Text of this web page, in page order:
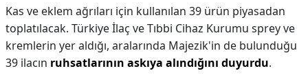
Kas ve eklem ağrıları için kullanılan 39 ürün piyasadan
toplatılacak. Türkiye İlaç ve Tıbbi Cihaz Kurumu sprey ve
kremlerin yer aldığı, aralarında Majezik'in de bulunduğu
39 ilacın ruhsatlarının askıya alındığını duyurdu.